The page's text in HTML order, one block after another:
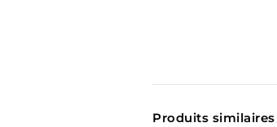
Produits similaires